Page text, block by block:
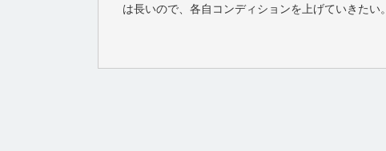
は長いので、各自コンディションを上げていきたい。